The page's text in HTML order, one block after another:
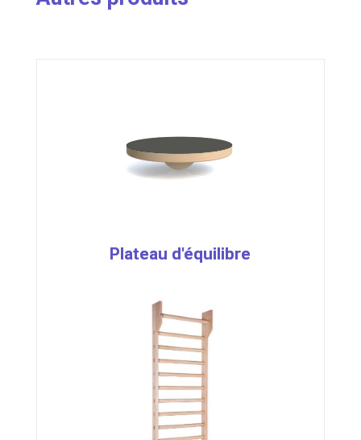
Plateau d'équilibre